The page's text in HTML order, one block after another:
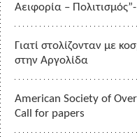
Αειφορία –
Γιατί στολίζονταν με
στην Αργολίδα
American Society of
Call for papers